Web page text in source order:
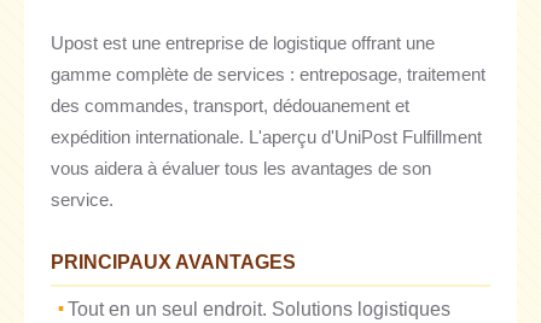
Upost est une entreprise de logistique offrant une
gamme complète de services : entreposage, traitement
des commandes, transport, dédouanement et
expédition internationale. L'aperçu d'UniPost Fulfillment
vous aidera à évaluer tous les avantages de son
service.
PRINCIPAUX AVANTAGES
Tout en un seul endroit. Solutions logistiques